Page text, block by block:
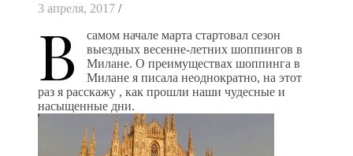
3 апреля, 2017 /
В
самом начале марта стартовал сезон
выездных весенне-летних шоппингов в
Милане. О преимуществах шоппинга в
Милане я писала неоднократно, на этот
раз я расскажу , как прошли наши чудесные и
насыщенные дни.